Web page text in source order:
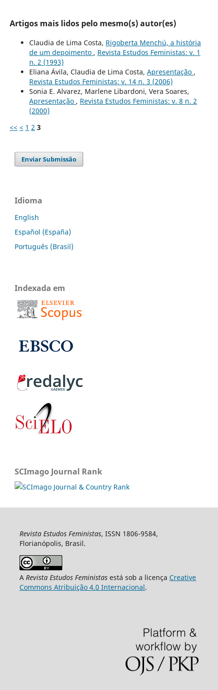
Artigos mais lidos pelo mesmo(s) autor(es)
Claudia de Lima Costa, Rigoberta Menchú, a história
de um depoimento , Revista Estudos Feministas: v. 1
n. 2 (1993)
Eliana Ávila, Claudia de Lima Costa, Apresentação ,
Revista Estudos Feministas: v. 14 n. 3 (2006)
Sonia E. Alvarez, Marlene Libardoni, Vera Soares,
Apresentação , Revista Estudos Feministas: v. 8 n. 2
(2000)
<< < 1 2 3
Enviar Submissão
Idioma
English
Español (España)
Português (Brasil)
Indexada em
SCImago Journal Rank
Revista Estudos Feministas, ISSN 1806-9584,
Florianópolis, Brasil.
A Revista Estudos Feministasestá sob a licença Creative
Commons Atribuição 4.0 Internacional.